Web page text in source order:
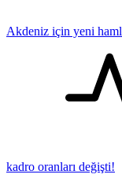
Akdeniz için yeni
kadro oranları değişti!